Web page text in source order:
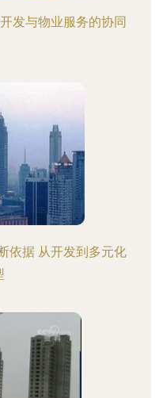
发与物业服务的协同
依据 从开发到多元化